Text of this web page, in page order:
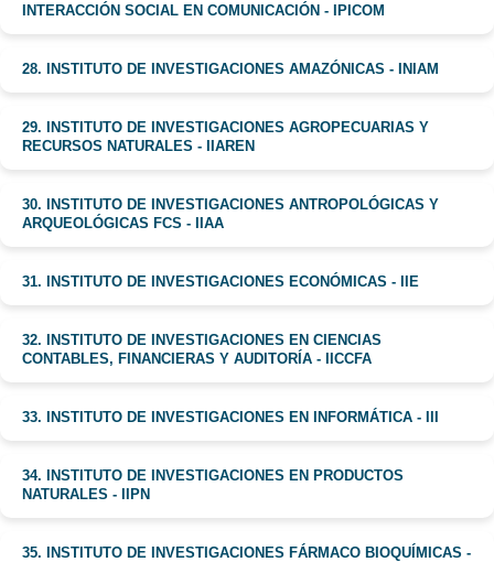
INTERACCIÓN SOCIAL EN COMUNICACIÓN - IPICOM
28. INSTITUTO DE INVESTIGACIONES AMAZÓNICAS - INIAM
29. INSTITUTO DE INVESTIGACIONES AGROPECUARIAS Y
RECURSOS NATURALES - IIAREN
30. INSTITUTO DE INVESTIGACIONES ANTROPOLÓGICAS Y
ARQUEOLÓGICAS FCS - IIAA
31. INSTITUTO DE INVESTIGACIONES ECONÓMICAS - IIE
32. INSTITUTO DE INVESTIGACIONES EN CIENCIAS
CONTABLES, FINANCIERAS Y AUDITORÍA - IICCFA
33. INSTITUTO DE INVESTIGACIONES EN INFORMÁTICA - III
34. INSTITUTO DE INVESTIGACIONES EN PRODUCTOS
NATURALES - IIPN
35. INSTITUTO DE INVESTIGACIONES FÁRMACO BIOQUÍMICAS -